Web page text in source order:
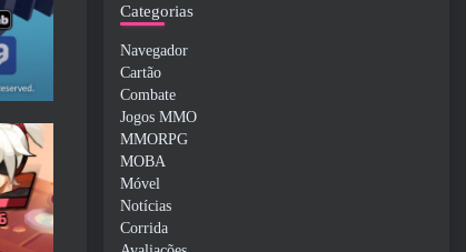
Categorias
Navegador
Cartão
Combate
Jogos MMO
MMORPG
MOBA
Móvel
Notícias
Corrida